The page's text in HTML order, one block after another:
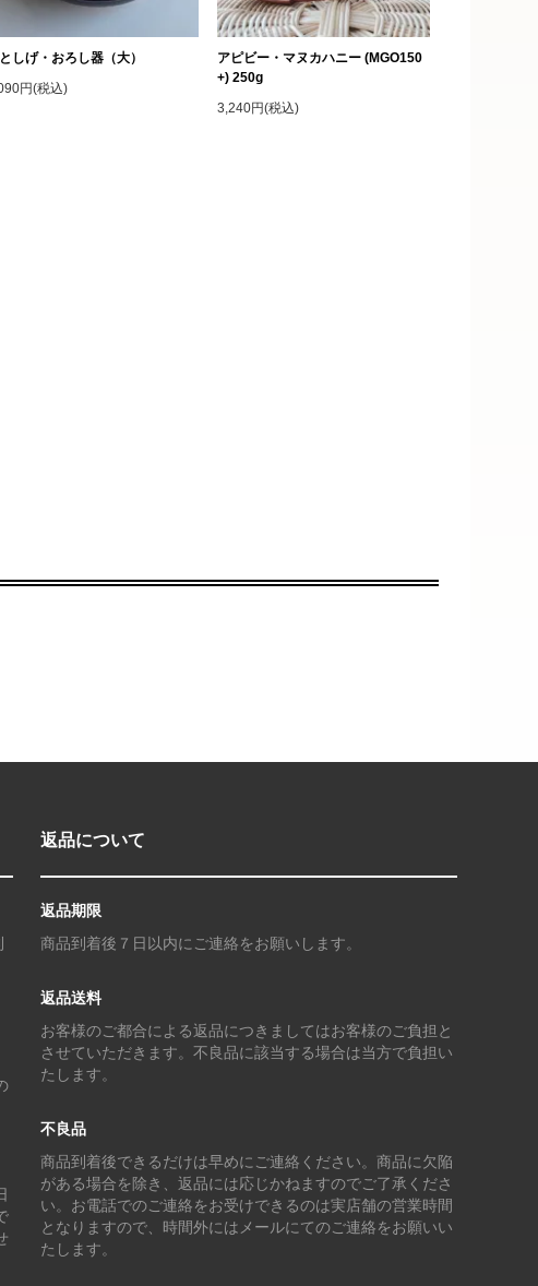
しげ・おろし器（大）
円(税込)
アピビー・マヌカハニー (MGO150
+) 250g
3,240円(税込)
返品について
返品期限
商品到着後７日以内にご連絡をお願いします。
返品送料
お客様のご都合による返品につきましてはお客様のご負担と
させていただきます。不良品に該当する場合は当方で負担い
たします。
不良品
商品到着後できるだけは早めにご連絡ください。商品に欠陥
がある場合を除き、返品には応じかねますのでご了承くださ
い。お電話でのご連絡をお受けできるのは実店舗の営業時間
となりますので、時間外にはメールにてのご連絡をお願いい
たします。